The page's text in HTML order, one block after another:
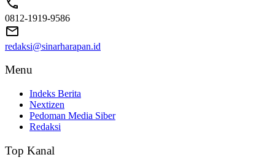
0812-1919-9586
redaksi@sinarharapan.id
Menu
Indeks Berita
Nextizen
Pedoman Media Siber
Redaksi
Top Kanal